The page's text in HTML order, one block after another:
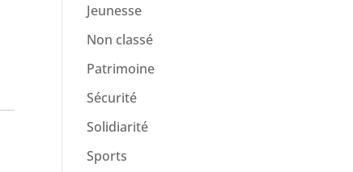
Jeunesse
Non classé
Patrimoine
Sécurité
Solidiarité
Sports